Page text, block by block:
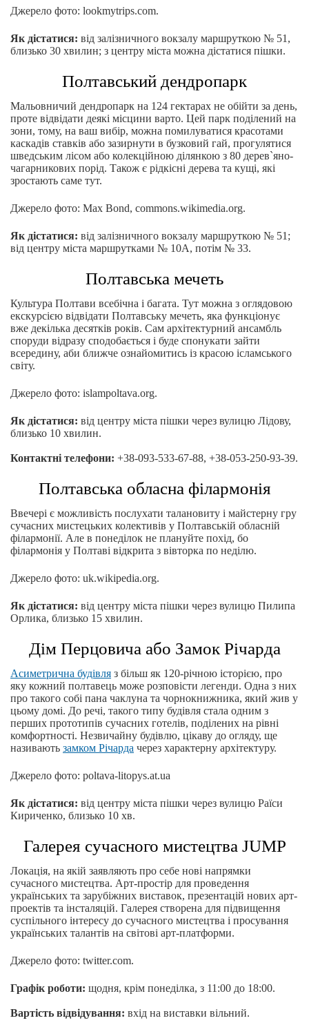
Джерело фото: lookmytrips.com.
Як дістатися: від залізничного вокзалу маршруткою № 51,
близько 30 хвилин; з центру міста можна дістатися пішки.
Полтавський дендропарк
Мальовничий дендропарк на 124 гектарах не обійти за день,
проте відвідати деякі місцини варто. Цей парк поділений на
зони, тому, на ваш вибір, можна помилуватися красотами
каскадів ставків або зазирнути в бузковий гай, прогулятися
шведським лісом або колекційною ділянкою з 80 дерев`яно-
чагарникових порід. Також є рідкісні дерева та кущі, які
зростають саме тут.
Джерело фото: Max Bond, commons.wikimedia.org.
Як дістатися: від залізничного вокзалу маршруткою № 51;
від центру міста маршрутками № 10А, потім № 33.
Полтавська мечеть
Культура Полтави всебічна і багата. Тут можна з оглядовою
екскурсією відвідати Полтавську мечеть, яка функціонує
вже декілька десятків років. Сам архітектурний ансамбль
споруди відразу сподобається і буде спонукати зайти
всередину, аби ближче ознайомитись із красою ісламського
світу.
Джерело фото: islampoltava.org.
Як дістатися: від центру міста пішки через вулицю Лідову,
близько 10 хвилин.
Контактні телефони: +38-093-533-67-88, +38-053-250-93-39.
Полтавська обласна філармонія
Ввечері є можливість послухати талановиту і майстерну гру
сучасних мистецьких колективів у Полтавській обласній
філармонії. Але в понеділок не плануйте похід, бо
філармонія у Полтаві відкрита з вівторка по неділю.
Джерело фото: uk.wikipedia.org.
Як дістатися: від центру міста пішки через вулицю Пилипа
Орлика, близько 15 хвилин.
Дім Перцовича або Замок Річарда
Асиметрична будівля з більш як 120-річною історією, про
яку кожний полтавець може розповісти легенди. Одна з них
про такого собі пана чаклуна та чорнокнижника, який жив у
цьому домі. До речі, такого типу будівля стала одним з
перших прототипів сучасних готелів, поділених на рівні
комфортності. Незвичайну будівлю, цікаву до огляду, ще
називають замком Річарда через характерну архітектуру.
Джерело фото: poltava-litopys.at.ua
Як дістатися: від центру міста пішки через вулицю Раїси
Кириченко, близько 10 хв.
Галерея сучасного мистецтва JUMP
Локація, на якій заявляють про себе нові напрямки
сучасного мистецтва. Арт-простір для проведення
українських та зарубіжних виставок, презентацій нових арт-
проектів та інсталяцій. Галерея створена для підвищення
суспільного інтересу до сучасного мистецтва і просування
українських талантів на світові арт-платформи.
Джерело фото: twitter.com.
Графік роботи: щодня, крім понеділка, з 11:00 до 18:00.
Вартість відвідування: вхід на виставки вільний.